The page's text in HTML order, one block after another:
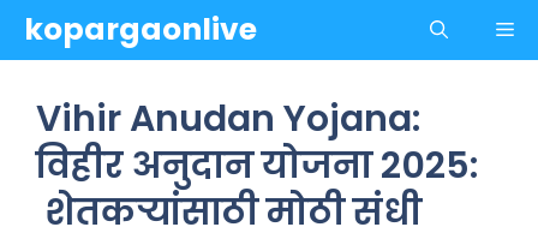
Skipkopargaonlive
Vihir Anudan Yojana:
विहीर अनुदान योजना 2025:
शेतकऱ्यांसाठी मोठी संधी